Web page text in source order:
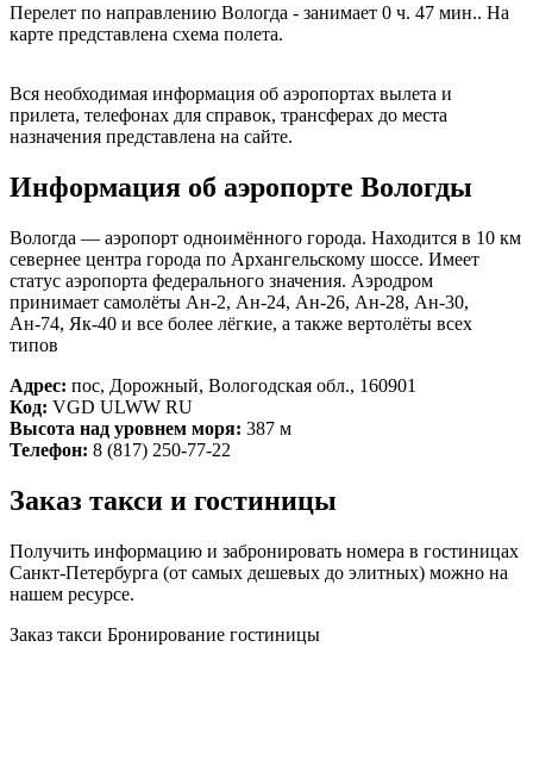
Перелет по направлению Вологда - занимает 0 ч. 47 мин.. На
карте представлена схема полета.
Санкт-Петербург
Вся необходимая информация об аэропортах вылета и
прилета, телефонах для справок, трансферах до места
назначения представлена на сайте.
Информация об аэропорте Вологды
Вологда — аэропорт одноимённого города. Находится в 10 км
севернее центра города по Архангельскому шоссе. Имеет
статус аэропорта федерального значения. Аэродром
принимает самолёты Ан-2, Ан-24, Ан-26, Ан-28, Ан-30,
Ан-74, Як-40 и все более лёгкие, а также вертолёты всех
типов
Адрес: пос, Дорожный, Вологодская обл., 160901
Код: VGD ULWW RU
Высота над уровнем моря: 387 м
Телефон: 8 (817) 250-77-22
Заказ такси и гостиницы
Получить информацию и забронировать номера в гостиницах
Санкт-Петербурга (от самых дешевых до элитных) можно на
нашем ресурсе.
Заказ такси Бронирование гостиницы